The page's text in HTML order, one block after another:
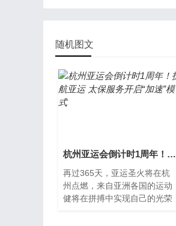
随机图文
杭州亚运会倒计时1周年！护航亚运 太保服务开启“加速”模式
再过365天，亚运圣火将在杭
州点燃，来自亚洲各国的运动
健将在拼搏中实现自己的光荣